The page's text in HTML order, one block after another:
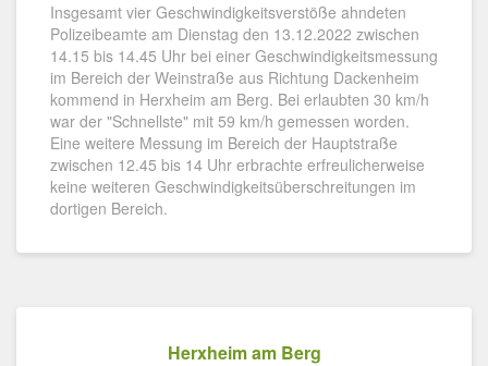
Insgesamt vier Geschwindigkeitsverstöße ahndeten
Polizeibeamte am Dienstag den 13.12.2022 zwischen
14.15 bis 14.45 Uhr bei einer Geschwindigkeitsmessung
im Bereich der Weinstraße aus Richtung Dackenheim
kommend in Herxheim am Berg. Bei erlaubten 30 km/h
war der "Schnellste" mit 59 km/h gemessen worden.
Eine weitere Messung im Bereich der Hauptstraße
zwischen 12.45 bis 14 Uhr erbrachte erfreulicherweise
keine weiteren Geschwindigkeitsüberschreitungen im
dortigen Bereich.
Herxheim am Berg